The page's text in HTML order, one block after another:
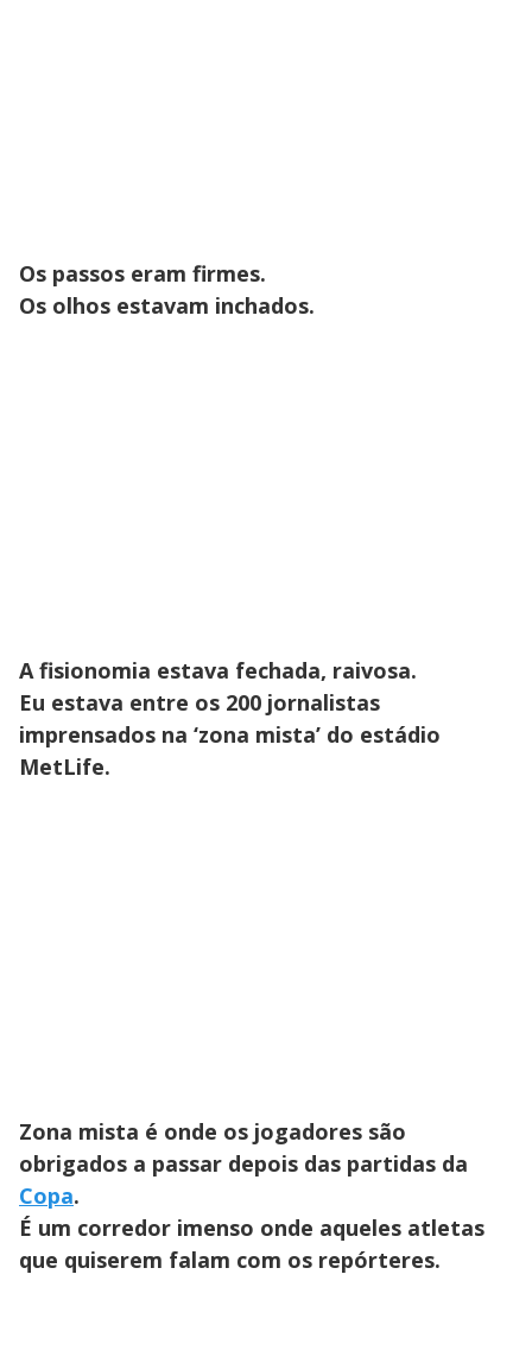
Os passos eram firmes.
Os olhos estavam inchados.
A fisionomia estava fechada, raivosa.
Eu estava entre os 200 jornalistas
imprensados na ‘zona mista’ do estádio
MetLife.
Zona mista é onde os jogadores são
obrigados a passar depois das partidas da
Copa.
É um corredor imenso onde aqueles atletas
que quiserem falam com os repórteres.